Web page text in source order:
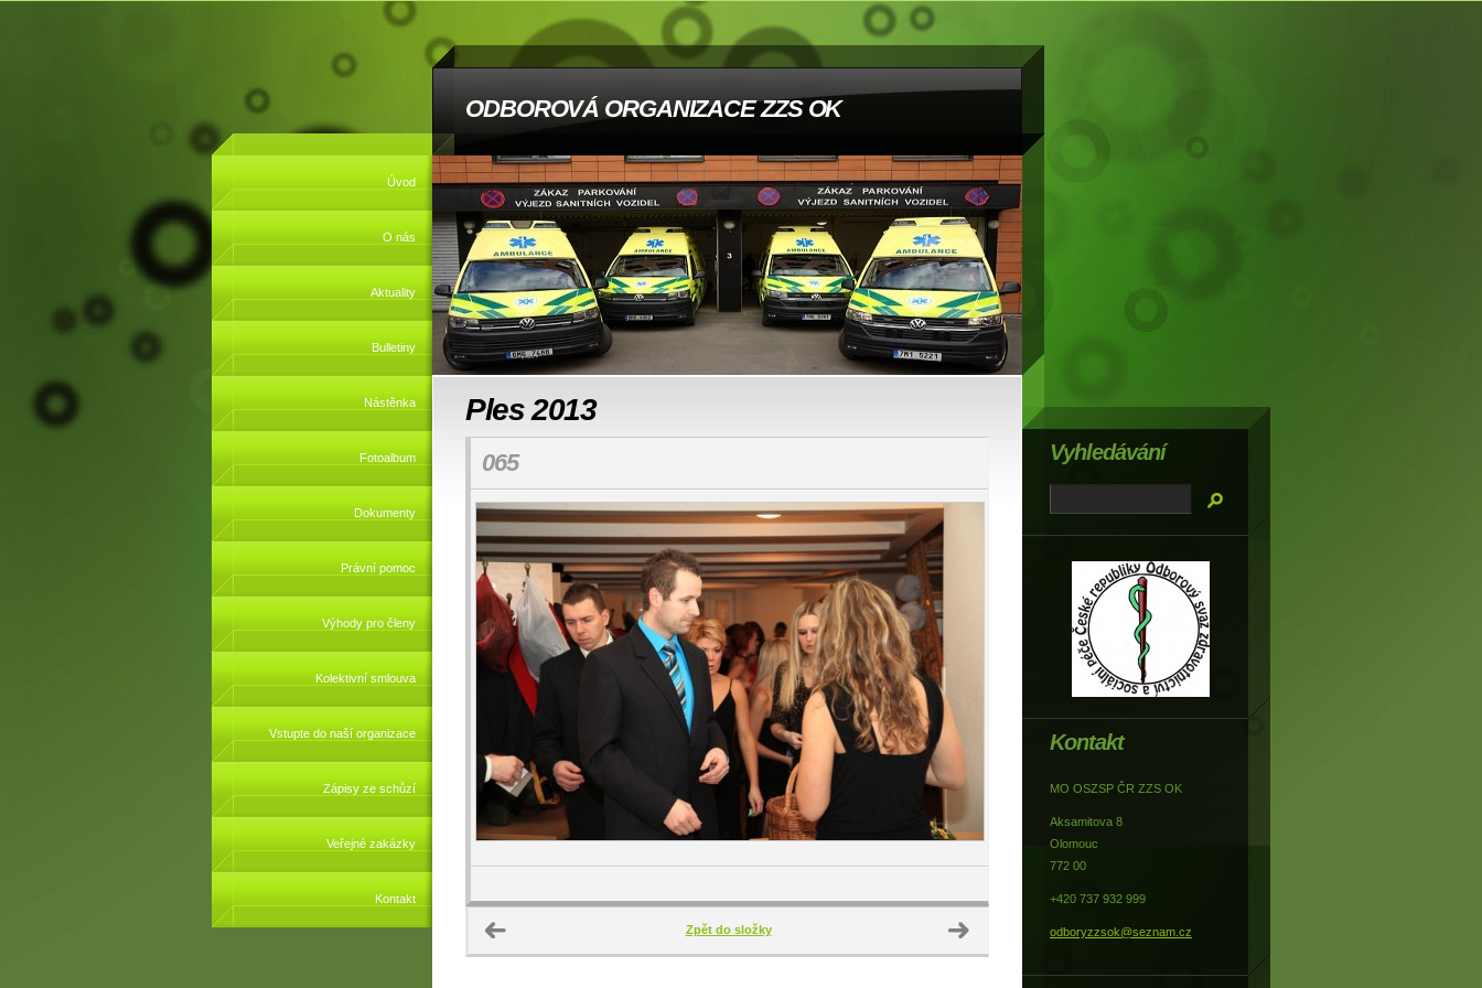
ODBOROVÁ ORGANIZACE ZZS OK
Úvod
O nás
Aktuality
Bulletiny
Nástěnka
Fotoalbum
Dokumenty
Právní pomoc
Výhody pro členy
Kolektivní smlouva
Vstupte do naší organizace
Zápisy ze schůzí
Veřejné zakázky
Kontakt
Ples 2013
065
Zpět do složky
Kontakt
MO OSZSP ČR ZZS OK
Aksamitova 8
Olomouc
772 00
+420 737 932 999
odboryzzsok@seznam.cz
Vyhledávání